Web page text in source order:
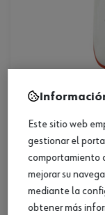
mando de
mando de pared
Este sitio web
gestionar el
comportamiento
mejorar su
mediante la
obtener más